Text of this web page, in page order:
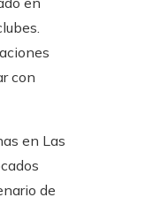
con
en Las
de